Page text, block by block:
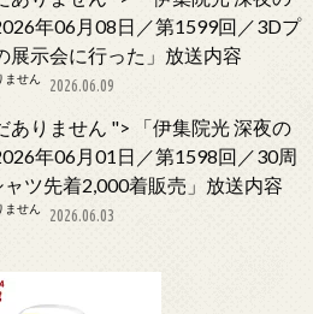
年06月08日／第1599回／3Dプ
展示会に行った」放送内容
ません 2026.06.09
ありません ">
「伊集院光 深夜の
年06月01日／第1598回／30周
ツ先着2,000着販売」放送内容
ません 2026.06.03